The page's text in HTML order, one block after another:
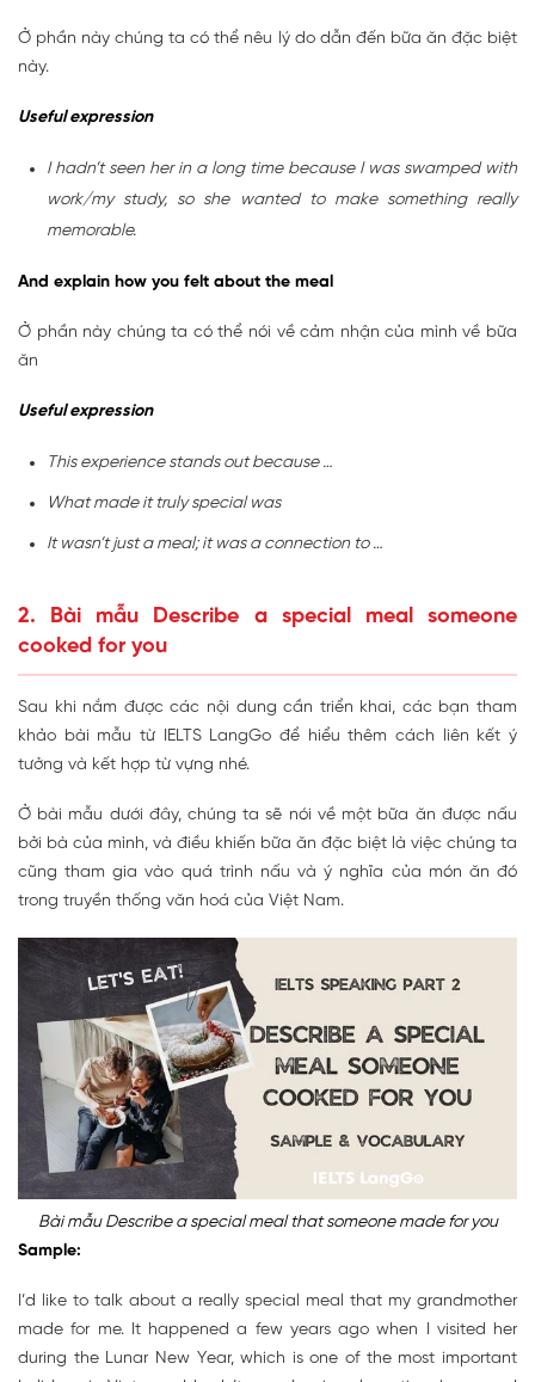
Ở phần này chúng ta có thể nêu lý do dẫn đến bữa ăn đặc biệt
này.
Useful expression
I hadn’t seen her in a long time because I was swamped with
work/my study, so she wanted to make something really
memorable.
And explain how you felt about the meal
Ở phần này chúng ta có thể nói về cảm nhận của mình về bữa
ăn
Useful expression
This experience stands out because …
What made it truly special was
It wasn’t just a meal; it was a connection to …
2. Bài mẫu Describe a special meal someone
cooked for you
Sau khi nắm được các nội dung cần triển khai, các bạn tham
khảo bài mẫu từ IELTS LangGo để hiểu thêm cách liên kết ý
tưởng và kết hợp từ vựng nhé.
Ở bài mẫu dưới đây, chúng ta sẽ nói về một bữa ăn được nấu
bởi bà của mình, và điều khiến bữa ăn đặc biệt là việc chúng ta
cũng tham gia vào quá trình nấu và ý nghĩa của món ăn đó
trong truyền thống văn hoá của Việt Nam.
Bài mẫu Describe a special meal that someone made for you
Sample:
I’d like to talk about a really special meal that my grandmother
made for me. It happened a few years ago when I visited her
during the Lunar New Year, which is one of the most important